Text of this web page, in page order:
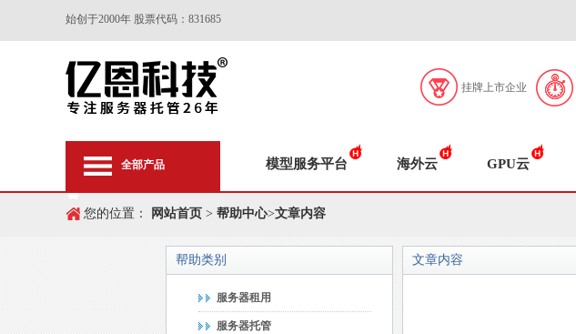
始创于2000年 股票代码：831685
挂牌上市企业
全部产品 模型服务平台 海外云 GPU云
您的位置： 网站首页 > 帮助中心>文章内容
帮助类别
服务器租用
服务器托管
文章内容